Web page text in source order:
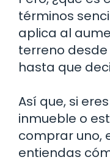
términos
aplica al
terreno
hasta que
Así que, si
inmueble o
comprar uno,
entiendas